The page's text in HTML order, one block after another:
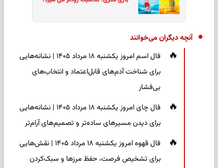
آنچه دیگران می‌خوانند
فال اسم امروز یکشنبه ۱۸ مرداد ۱۴۰۵ | نشانه‌هایی
برای شناخت آدم‌های قابل‌اعتماد و انتخاب‌های
بی‌فشار
فال چای امروز یکشنبه ۱۸ مرداد ۱۴۰۵ | نشانه‌هایی
برای دیدن مسیرهای ساده‌تر و تصمیم‌های آرام‌تر
فال قهوه امروز یکشنبه ۱۸ مرداد ۱۴۰۵ | نقش‌هایی
برای تشخیص فرصت، حفظ مرزها و سبک‌کردن